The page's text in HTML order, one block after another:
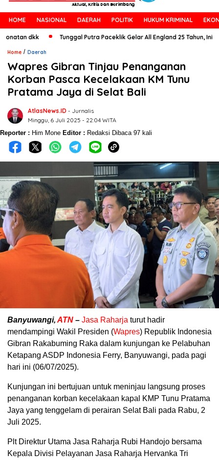
HOME NASIONAL DAERAH POLITIK HUKUM KRIMINAL
dkk Tunggal Putra Paceklik Gelar All England 25 Tahun, Ini Saran
Home / Daerah
Wapres Gibran Tinjau Penanganan
Korban Pasca Kecelakaan KM Tunu
Pratama Jaya di Selat Bali
AtlasNews.ID - Jurnalis
Minggu, 6 Juli 2025 - 22:04 WITA
Reporter : Him Mone Editor : Redaksi Dibaca 97 kali
Banyuwangi, ATN – Jasa Raharja turut hadir
mendampingi Wakil Presiden (Wapres) Republik Indonesia
Gibran Rakabuming Raka dalam kunjungan ke Pelabuhan
Ketapang ASDP Indonesia Ferry, Banyuwangi, pada pagi
hari ini (06/07/2025).
Kunjungan ini bertujuan untuk meninjau langsung proses
penanganan korban kecelakaan kapal KMP Tunu Pratama
Jaya yang tenggelam di perairan Selat Bali pada Rabu, 2
Juli 2025.
Plt Direktur Utama Jasa Raharja Rubi Handojo bersama
Kepala Divisi Pelayanan Jasa Raharja Hervanka Tri